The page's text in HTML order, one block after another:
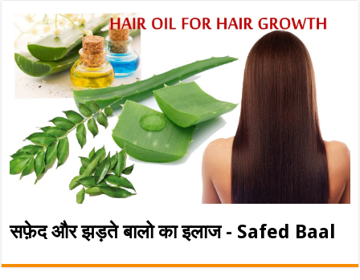
सफ़ेद और झड़ते बालो का इलाज - Safed Baal